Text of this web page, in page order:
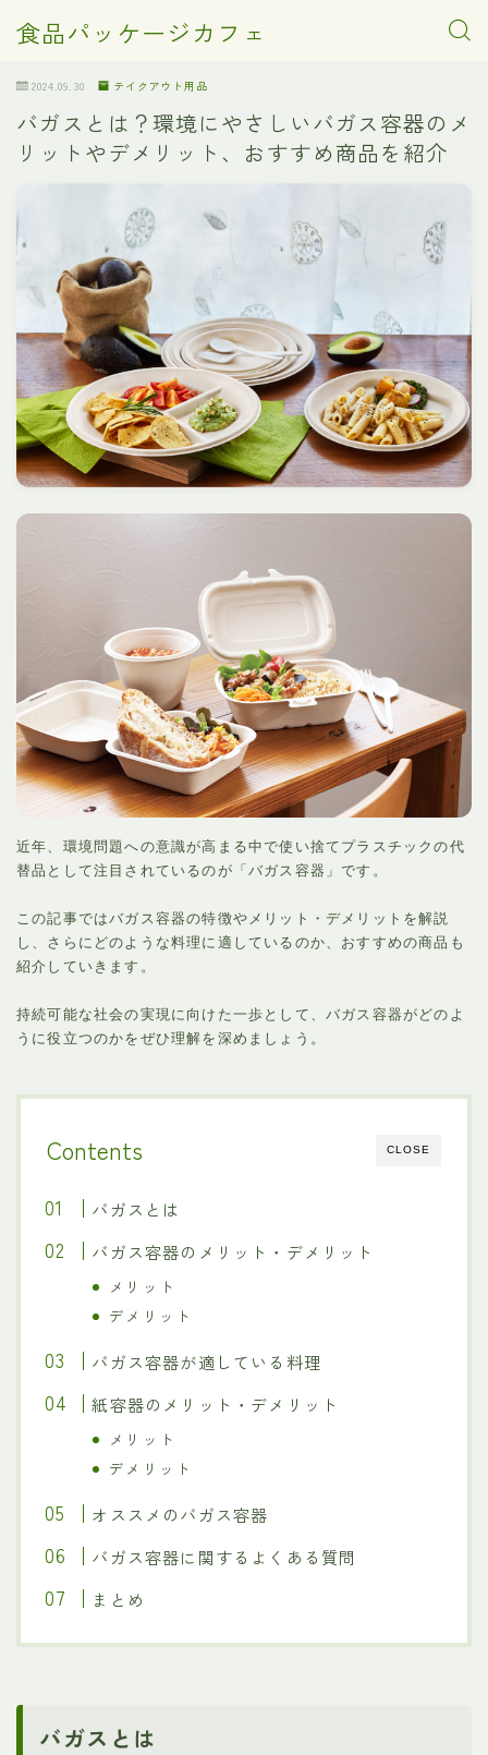
食品パッケージカフェ
2024.09.30 テイクアウト用品
バガスとは？環境にやさしいバガス容器のメ
リットやデメリット、おすすめ商品を紹介
近年、環境問題への意識が高まる中で使い捨てプラスチックの代
替品として注目されているのが「バガス容器」です。
この記事ではバガス容器の特徴やメリット・デメリットを解説
し、さらにどのような料理に適しているのか、おすすめの商品も
紹介していきます。
持続可能な社会の実現に向けた一歩として、バガス容器がどのよ
うに役立つのかをぜひ理解を深めましょう。
CLOSE
Contents
バガスとは
バガス容器のメリット・デメリット
メリット
デメリット
バガス容器が適している料理
紙容器のメリット・デメリット
メリット
デメリット
オススメのバガス容器
バガス容器に関するよくある質問
まとめ
バガスとは